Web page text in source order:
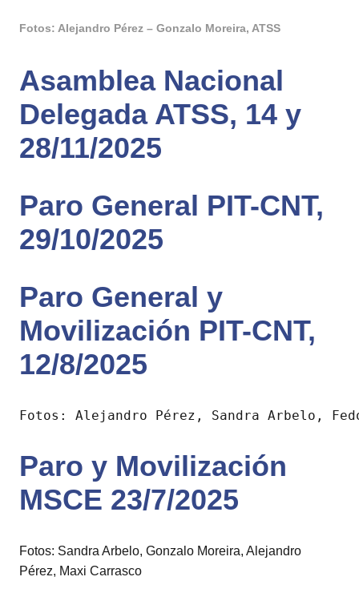
Fotos: Alejandro Pérez – Gonzalo Moreira, ATSS
Asamblea Nacional
Delegada ATSS, 14 y
28/11/2025
Paro General PIT-CNT,
29/10/2025
Paro General y
Movilización PIT-CNT,
12/8/2025
Fotos: Alejandro Pérez, Sandra Arbelo,
Paro y Movilización
MSCE 23/7/2025
Fotos: Sandra Arbelo, Gonzalo Moreira, Alejandro
Pérez, Maxi Carrasco